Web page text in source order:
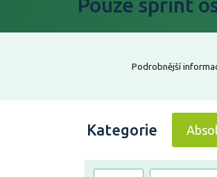
Pouze sprint
Podrobnější
Kategorie